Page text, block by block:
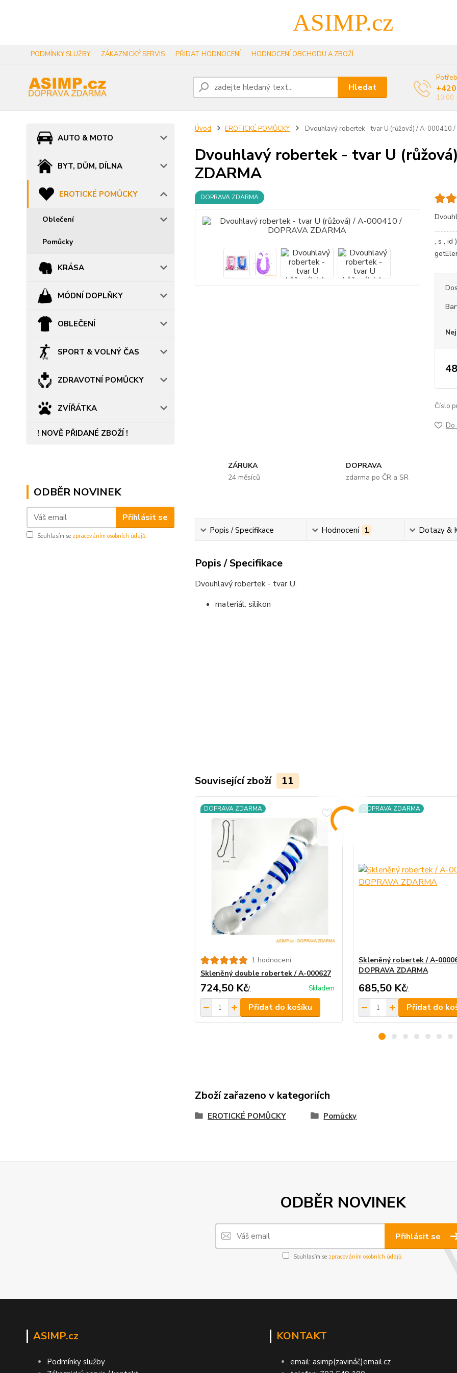
ASIMP.cz
PODMÍNKY SLUŽBY ZÁKAZNICKÝ SERVIS PŘIDAT HODNOCENÍ HODNOCENÍ OBCHODU A ZBOŽÍ
Hledat
10:00
AUTO & MOTO
BYT, DŮM, DÍLNA
EROTICKÉ POMŮCKY
Oblečení
Pomůcky
KRÁSA
MÓDNÍ DOPLŇKY
OBLEČENÍ
SPORT & VOLNÝ ČAS
ZDRAVOTNÍ POMŮCKY
ZVÍŘÁTKA
! NOVĚ PŘIDANÉ ZBOŽÍ !
ODBĚR NOVINEK
Přihlásit se
Souhlasím se zpracováním osobních údajů.
Úvod EROTICKÉ POMŮCKY Dvouhlavý robertek - tvar U (růžová) / A-000410 /
Dvouhlavý robertek - tvar U
ZDARMA
DOPRAVA ZDARMA
, s , id
Číslo
Do
ZÁRUKA
24 měsíců
DOPRAVA
zdarma po ČR a SR
Popis / Specifikace Hodnocení 1 Dotazy &
Popis / Specifikace
Dvouhlavý robertek - tvar U.
materiál: silikon
Související zboží 11
DOPRAVA ZDARMA
1 hodnocení
Skleněný double robertek / A-000627
724,50 Kč/. Skladem
Přidat do košíku
DOPRAVA ZDARMA
Skleněný robertek / A-
DOPRAVA ZDARMA
685,50 Kč/.
Přidat do
Zboží zařazeno v kategoriích
EROTICKÉ POMŮCKY Pomůcky
ODBĚR NOVINEK
Přihlásit se
Souhlasím se zpracováním osobních údajů.
ASIMP.cz
Podmínky služby
KONTAKT
email: asimp(zavináč)email.cz